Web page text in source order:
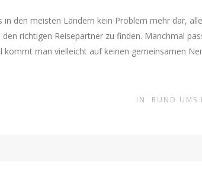
den meisten Ländern kein Problem mehr dar,
richtigen Reisepartner zu finden. Manchmal
kommt man vielleicht auf keinen gemeinsamen
IN RUND UMS